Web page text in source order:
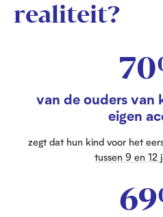
realiteit?
van de ouders van
eigen
zegt dat hun kind voor het
tussen 9 en 12